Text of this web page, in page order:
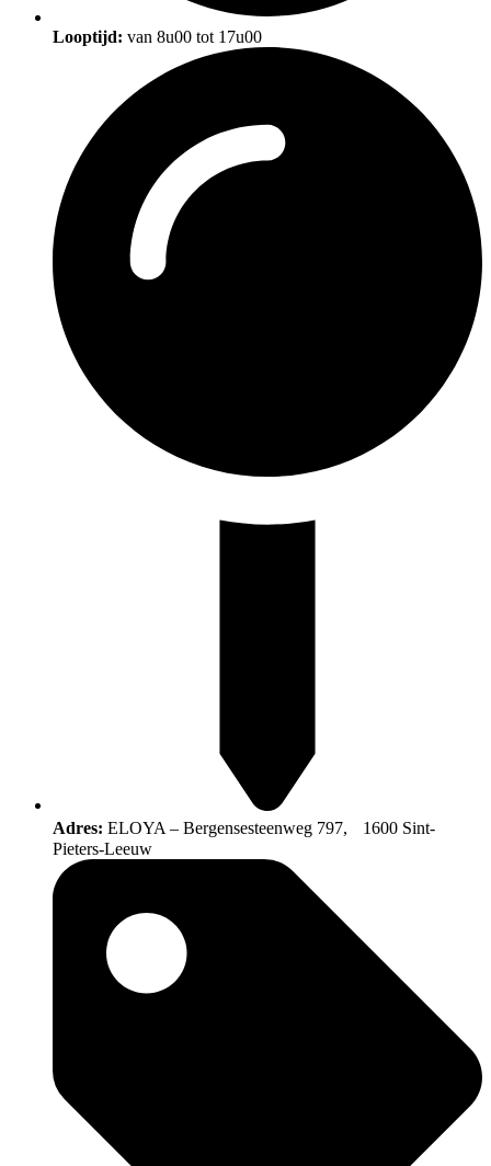
Looptijd: van 8u00 tot 17u00
Adres: ELOYA – Bergensesteenweg 797, 1600 Sint-
Pieters-Leeuw